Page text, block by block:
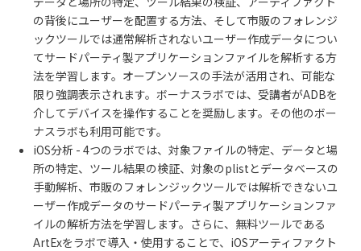
の背後にユーザーを配置する方法、そして市販のフォレンジ
ックツールでは通常解析されないユーザー作成データについ
てサードパーティ製アプリケーションファイルを解析する方
法を学習します。オープンソースの手法が活用され、可能な
限り強調表示されます。ボーナスラボでは、受講者がADBを
介してデバイスを操作することを奨励します。その他のボー
ナスラボも利用可能です。
iOS分析 - 4つのラボでは、対象ファイルの特定、データと場
所の特定、ツール結果の検証、対象のplistとデータベースの
手動解析、市販のフォレンジックツールでは解析できないユ
ーザー作成データのサードパーティ製アプリケーションファ
イルの解析方法を学習します。さらに、無料ツールである
ArtExをラボで導入・使用することで、 iOSアーティファクト